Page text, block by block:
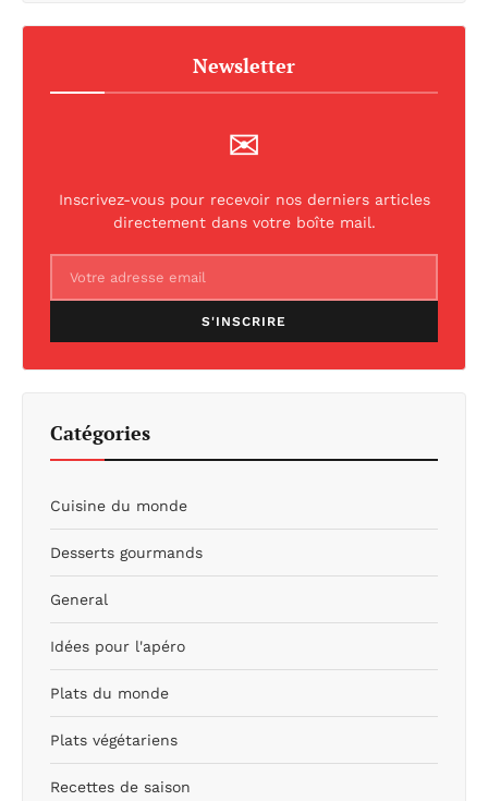
Newsletter
✉
Inscrivez-vous pour recevoir nos derniers articles
directement dans votre boîte mail.
S'INSCRIRE
Catégories
Cuisine du monde
Desserts gourmands
General
Idées pour l'apéro
Plats du monde
Plats végétariens
Recettes de saison